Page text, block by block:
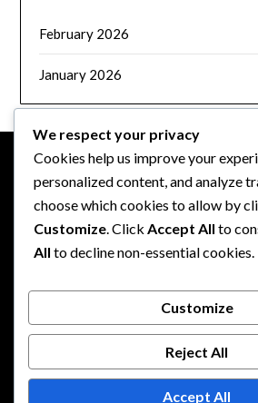
February 2026
January 2026
RECHTLICHES
Cookies und Tracking
Nutzungsbedingungen
We respect your privacy
Cookies help us improve your
personalized content, and analyze
choose which cookies to allow by
Customize . Click Accept All to
All to decline non-essential cookies.
Customize
Reject All
Accept All